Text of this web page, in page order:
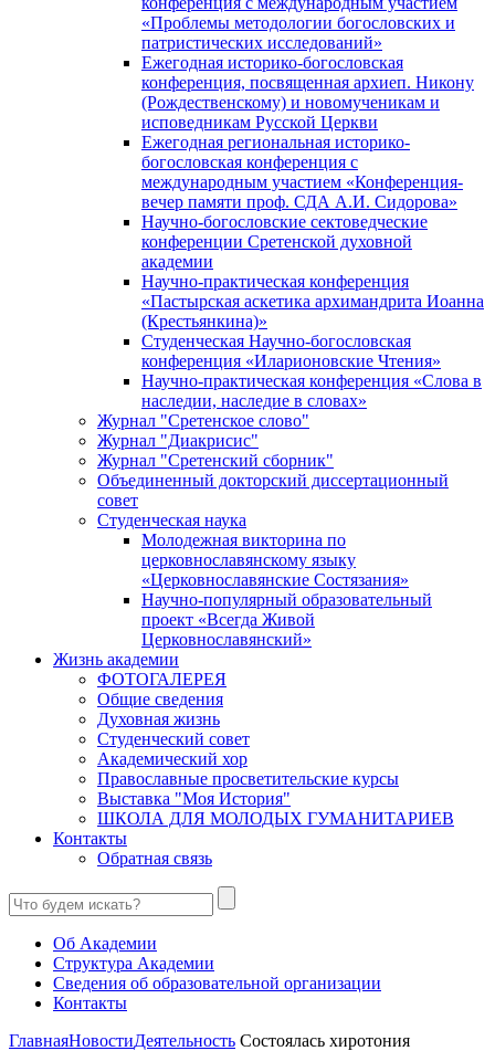
«Проблемы методологии богословских и
патристических исследований»
Ежегодная историко-богословская
конференция, посвященная архиеп. Никону
(Рождественскому) и новомученикам и
исповедникам Русской Церкви
Ежегодная региональная историко-
богословская конференция с
международным участием «Конференция-
вечер памяти проф. СДА А.И. Сидорова»
Научно-богословские сектоведческие
конференции Сретенской духовной
академии
Научно-практическая конференция
«Пастырская аскетика архимандрита Иоанна
(Крестьянкина)»
Студенческая Научно-богословская
конференция «Иларионовские Чтения»
Научно-практическая конференция «Cлова в
наследии, наследие в словах»
Журнал "Сретенское слово"
Журнал "Диакрисис"
Журнал "Сретенский сборник"
Объединенный докторский диссертационный
совет
Студенческая наука
Молодежная викторина по
церковнославянскому языку
«Церковнославянские Состязания»
Научно-популярный образовательный
проект «Всегда Живой
Церковнославянский»
Жизнь академии
ФОТОГАЛЕРЕЯ
Общие сведения
Духовная жизнь
Студенческий совет
Академический хор
Православные просветительские курсы
Выставка "Моя История"
ШКОЛА ДЛЯ МОЛОДЫХ ГУМАНИТАРИЕВ
Контакты
Обратная связь
Об Академии
Структура Академии
Сведения об образовательной организации
Контакты
ГлавнаяНовостиДеятельность Состоялась хиротония